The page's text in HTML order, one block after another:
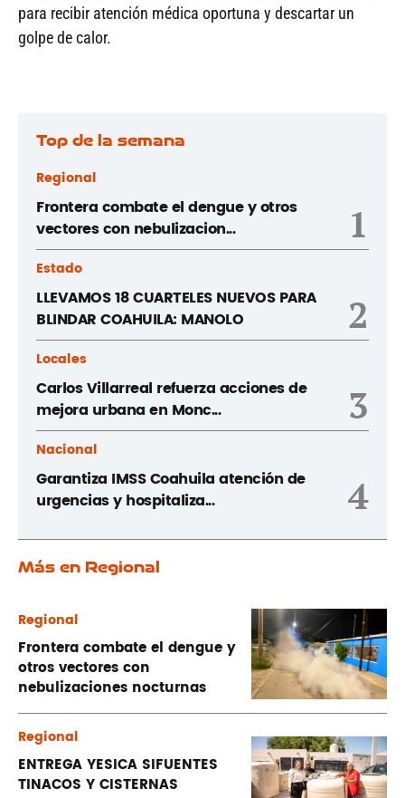
para recibir atención médica oportuna y descartar un
golpe de calor.
Top de la semana
Regional
Frontera combate el dengue y otros
vectores con nebulizacion...
1
Estado
LLEVAMOS 18 CUARTELES NUEVOS PARA
BLINDAR COAHUILA: MANOLO
2
Locales
Carlos Villarreal refuerza acciones de
mejora urbana en Monc...
3
Nacional
Garantiza IMSS Coahuila atención de
urgencias y hospitaliza...
4
Más en Regional
Regional
Frontera combate el dengue y
otros vectores con
nebulizaciones nocturnas
Regional
ENTREGA YESICA SIFUENTES
TINACOS Y CISTERNAS